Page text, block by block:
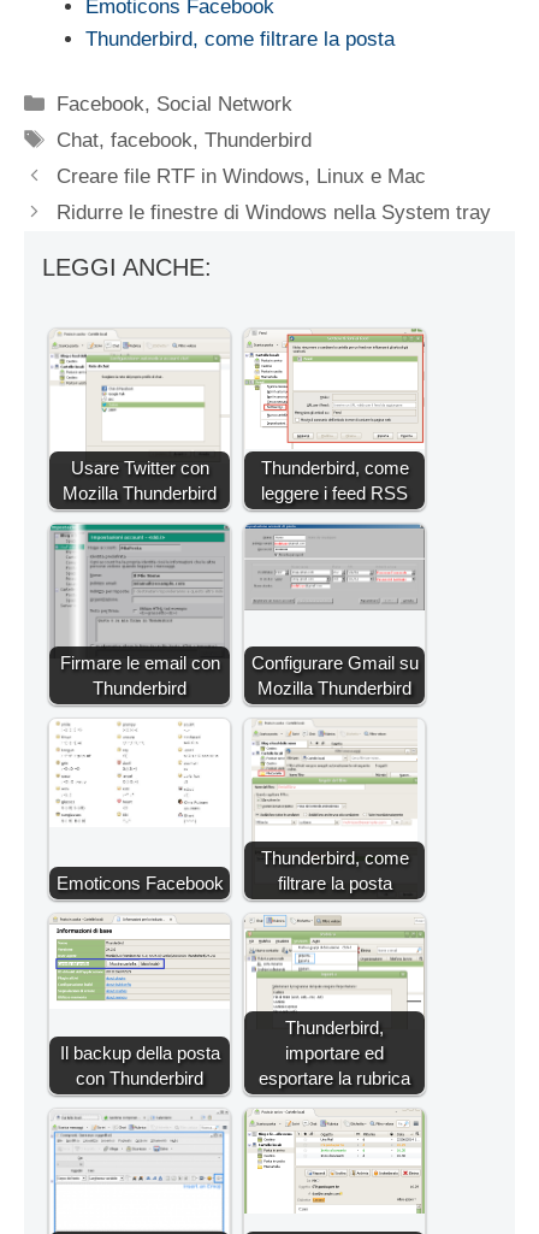
Emoticons Facebook
Thunderbird, come filtrare la posta
Categorie
Facebook, Social Network
Tag
Chat,facebook,Thunderbird
Creare file RTF in Windows, Linux e Mac
Ridurre le finestre di Windows nella System tray
LEGGI ANCHE:
Usare Twitter con
Mozilla Thunderbird
Thunderbird, come
leggere i feed RSS
Firmare le email con
Thunderbird
Configurare Gmail su
Mozilla Thunderbird
Emoticons Facebook
Thunderbird, come
filtrare la posta
Il backup della posta
con Thunderbird
Thunderbird,
importare ed
esportare la rubrica